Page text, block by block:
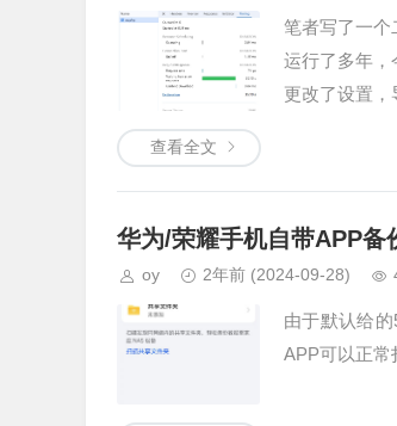
笔者写了一个
运行了多年，
更改了设置
查看全文
华为/荣耀手机自带APP备
oy 2年前 (2024-09-28)
由于默认给
APP可以正